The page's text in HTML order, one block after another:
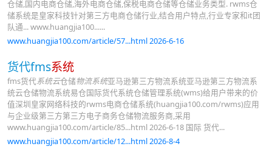
仓储,国内电商仓储,海外电商仓储,保税电商仓储等仓储业务类型. rwms仓
储系统是皇家科技针对第三方电商仓储行业,结合用户特点,行业专家和it团
队通... www.huangjia100......
www.huangjia100.com/article/57...html 2026-6-16
货代fms系统
fms货代系统云仓储物流系统亚马逊第三方物流系统亚马逊第三方物流系
统云仓储物流系统易仓国际货代系统仓储管理系统(wms)给用户带来的价
值深圳皇家网络科技的rwms电商仓储系统(huangjia100.com/rwms)应用
与企业级第三方第三方电子商务仓储物流服务商,采用
www.huangjia100.com/article/85...html 2026-6-18 国际 货代...
www.huangjia100.com/article/12...html 2026-8-4